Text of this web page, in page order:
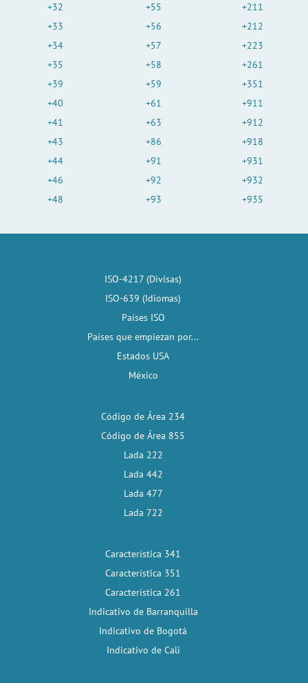
+32
+33
+34
+35
+39
+40
+41
+43
+44
+46
+48
+55
+56
+57
+58
+59
+61
+63
+86
+91
+92
+93
+211
+212
+223
+261
+351
+911
+912
+918
+931
+932
+935
ISO-4217 (Divisas)
ISO-639 (Idiomas)
Países ISO
Países que empiezan por...
Estados USA
México
Código de Área 234
Código de Área 855
Lada 222
Lada 442
Lada 477
Lada 722
Característica 341
Característica 351
Característica 261
Indicativo de Barranquilla
Indicativo de Bogotá
Indicativo de Cali